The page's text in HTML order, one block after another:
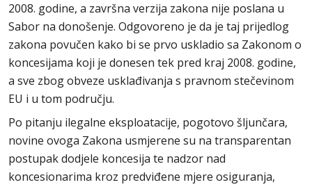
2008. godine, a završna verzija zakona nije poslana u
Sabor na donošenje. Odgovoreno je da je taj prijedlog
zakona povučen kako bi se prvo uskladio sa Zakonom o
koncesijama koji je donesen tek pred kraj 2008. godine,
a sve zbog obveze usklađivanja s pravnom stečevinom
EU i u tom području.
Po pitanju ilegalne eksploatacije, pogotovo šljunčara,
novine ovoga Zakona usmjerene su na transparentan
postupak dodjele koncesija te nadzor nad
koncesionarima kroz predviđene mjere osiguranja,